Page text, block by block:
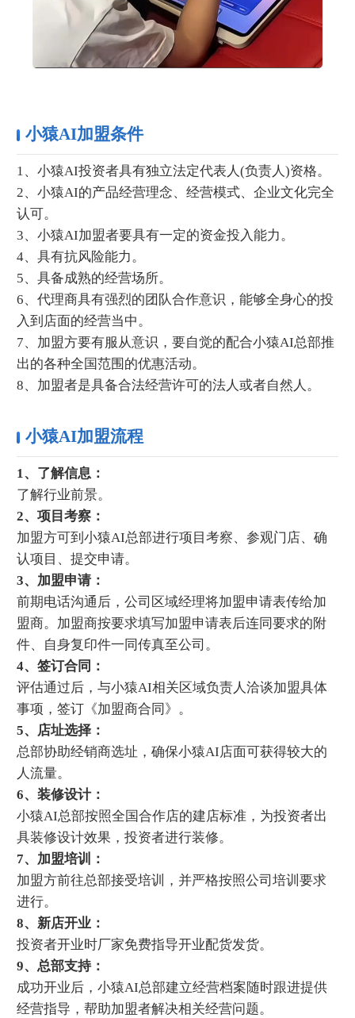
小猿AI加盟条件
1、小猿AI投资者具有独立法定代表人(负责人)资格。
2、小猿AI的产品经营理念、经营模式、企业文化完全
认可。
3、小猿AI加盟者要具有一定的资金投入能力。
4、具有抗风险能力。
5、具备成熟的经营场所。
6、代理商具有强烈的团队合作意识，能够全身心的投
入到店面的经营当中。
7、加盟方要有服从意识，要自觉的配合小猿AI总部推
出的各种全国范围的优惠活动。
8、加盟者是具备合法经营许可的法人或者自然人。
小猿AI加盟流程
1、了解信息：
了解行业前景。
2、项目考察：
加盟方可到小猿AI总部进行项目考察、参观门店、确
认项目、提交申请。
3、加盟申请：
前期电话沟通后，公司区域经理将加盟申请表传给加
盟商。加盟商按要求填写加盟申请表后连同要求的附
件、自身复印件一同传真至公司。
4、签订合同：
评估通过后，与小猿AI相关区域负责人洽谈加盟具体
事项，签订《加盟商合同》。
5、店址选择：
总部协助经销商选址，确保小猿AI店面可获得较大的
人流量。
6、装修设计：
小猿AI总部按照全国合作店的建店标准，为投资者出
具装修设计效果，投资者进行装修。
7、加盟培训：
加盟方前往总部接受培训，并严格按照公司培训要求
进行。
8、新店开业：
投资者开业时厂家免费指导开业配货发货。
9、总部支持：
成功开业后，小猿AI总部建立经营档案随时跟进提供
经营指导，帮助加盟者解决相关经营问题。